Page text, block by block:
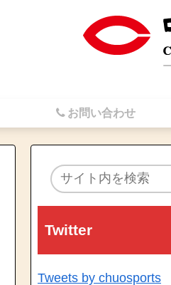
お問い合わせ
Twitter
Tweets by chuosports